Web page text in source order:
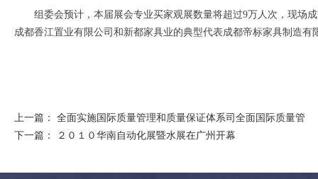
组委会预计，本届展会专业买家观展数量将超过9万人次，现场成
成都香江置业有限公司和新都家具业的典型代表成都帝标家具制造有
上一篇： 全面实施国际质量管理和质量保证体系司全面国际质量管
下一篇：
２０１０华南自动化展暨水展在广州开幕